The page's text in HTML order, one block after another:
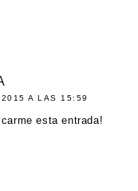
A LAS 15:59
esta entrada!